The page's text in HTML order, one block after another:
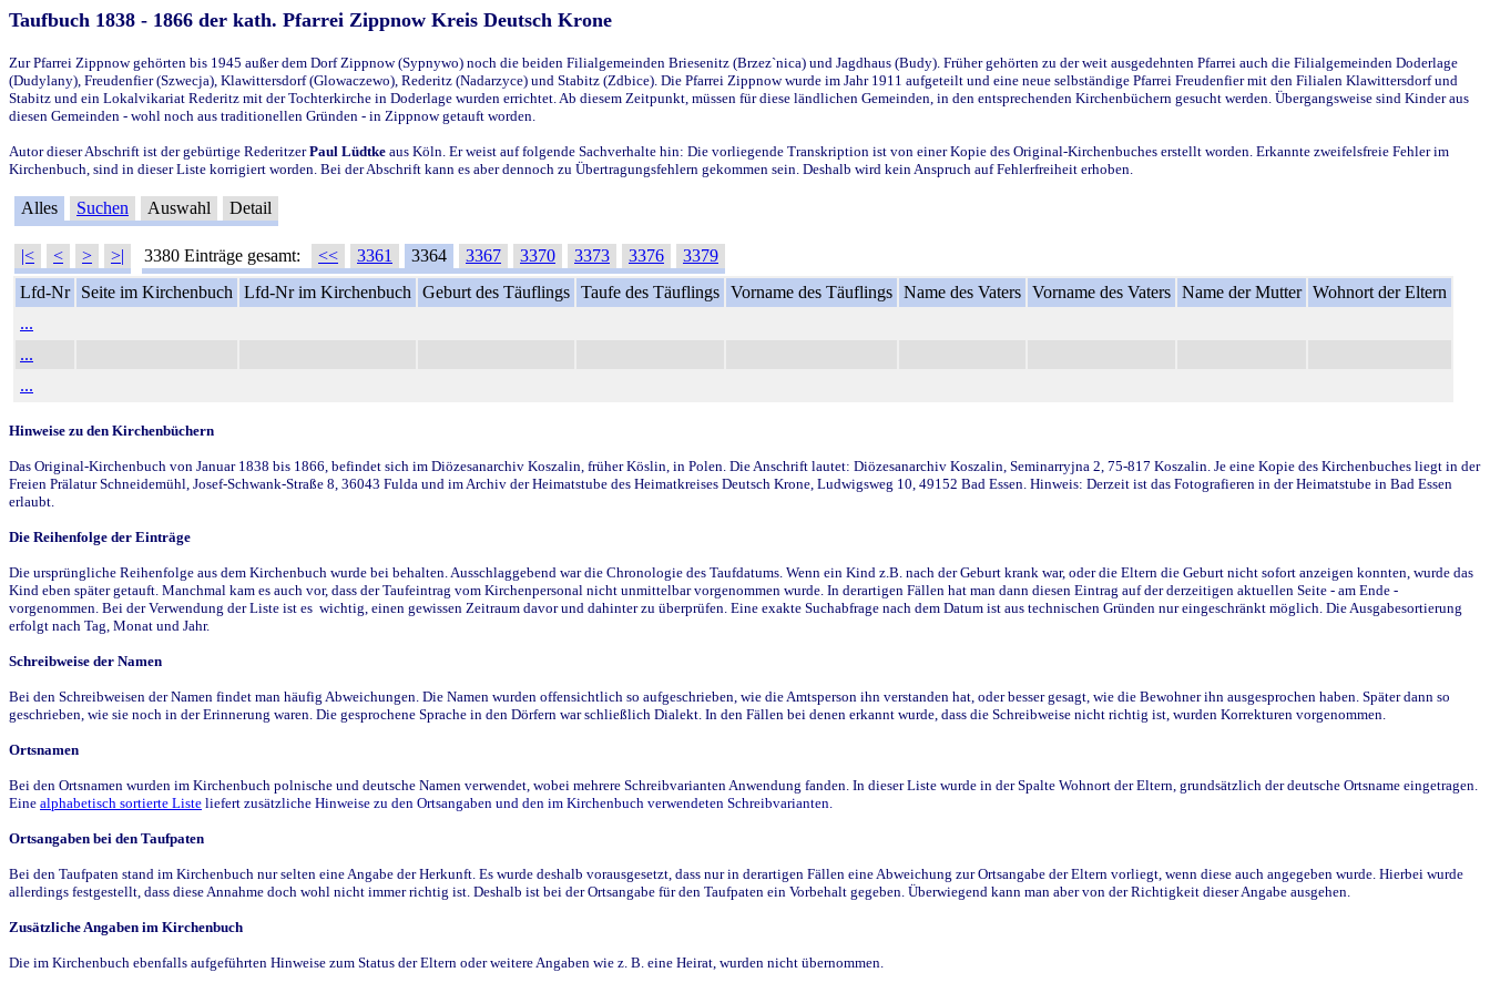
Taufbuch 1838 - 1866 der kath. Pfarrei Zippnow Kreis Deutsch Krone
Zur Pfarrei Zippnow gehörten bis 1945 außer dem Dorf Zippnow (Sypnywo) noch die beiden Filialgemeinden Briesenitz (Brzez`nica) und Jagdhaus (Budy). Früher gehörten zu der weit ausgedehnten Pfarrei auch die Filialgemeinden Doderlage
(Dudylany), Freudenfier (Szwecja), Klawittersdorf (Glowaczewo), Rederitz (Nadarzyce) und Stabitz (Zdbice). Die Pfarrei Zippnow wurde im Jahr 1911 aufgeteilt und eine neue selbständige Pfarrei Freudenfier mit den Filialen Klawittersdorf und
Stabitz und ein Lokalvikariat Rederitz mit der Tochterkirche in Doderlage wurden errichtet. Ab diesem Zeitpunkt, müssen für diese ländlichen Gemeinden, in den entsprechenden Kirchenbüchern gesucht werden. Übergangsweise sind Kinder aus
diesen Gemeinden - wohl noch aus traditionellen Gründen - in Zippnow getauft worden.
Autor dieser Abschrift ist der gebürtige RederitzerPaul Lüdtke aus Köln. Er weist auf folgende Sachverhalte hin: Die vorliegende Transkription ist von einer Kopie des Original-Kirchenbuches erstellt worden. Erkannte zweifelsfreie Fehler im
Kirchenbuch, sind in dieser Liste korrigiert worden. Bei der Abschrift kann es aber dennoch zu Übertragungsfehlern gekommen sein. Deshalb wird kein Anspruch auf Fehlerfreiheit erhoben.
Alles Suchen Auswahl Detail
|< < > >| 3380 Einträge gesamt: << 3361 3364 3367 3370 3373 3376
3379
Lfd-Nr
Seite im Kirchenbuch Lfd-Nr im Kirchenbuch Geburt des Täuflings Taufe des Täuflings Vorname des Täuflings Name des Vaters Vorname des Vaters Name der Mutter Wohnort der Eltern
...
...
...
Hinweise zu den Kirchenbüchern
Das Original-Kirchenbuch von Januar 1838 bis 1866, befindet sich im Diözesanarchiv Koszalin, früher Köslin, in Polen. Die Anschrift lautet: Diözesanarchiv Koszalin, Seminarryjna 2, 75-817 Koszalin. Je eine Kopie des Kirchenbuches liegt in der
Freien Prälatur Schneidemühl, Josef-Schwank-Straße 8, 36043 Fulda und im Archiv der Heimatstube des Heimatkreises Deutsch Krone, Ludwigsweg 10, 49152 Bad Essen. Hinweis: Derzeit ist das Fotografieren in der Heimatstube in Bad Essen
erlaubt.
Die Reihenfolge der Einträge
Die ursprüngliche Reihenfolge aus dem Kirchenbuch wurde bei behalten. Ausschlaggebend war die Chronologie des Taufdatums. Wenn ein Kind z.B. nach der Geburt krank war, oder die Eltern die Geburt nicht sofort anzeigen konnten, wurde das
Kind eben später getauft. Manchmal kam es auch vor, dass der Taufeintrag vom Kirchenpersonal nicht unmittelbar vorgenommen wurde. In derartigen Fällen hat man dann diesen Eintrag auf der derzeitigen aktuellen Seite - am Ende -
vorgenommen. Bei der Verwendung der Liste ist es wichtig, einen gewissen Zeitraum davor und dahinter zu überprüfen. Eine exakte Suchabfrage nach dem Datum ist aus technischen Gründen nur eingeschränkt möglich. Die Ausgabesortierung
erfolgt nach Tag, Monat und Jahr.
Schreibweise der Namen
Bei den Schreibweisen der Namen findet man häufig Abweichungen. Die Namen wurden offensichtlich so aufgeschrieben, wie die Amtsperson ihn verstanden hat, oder besser gesagt, wie die Bewohner ihn ausgesprochen haben. Später dann so
geschrieben, wie sie noch in der Erinnerung waren. Die gesprochene Sprache in den Dörfern war schließlich Dialekt. In den Fällen bei denen erkannt wurde, dass die Schreibweise nicht richtig ist, wurden Korrekturen vorgenommen.
Ortsnamen
Bei den Ortsnamen wurden im Kirchenbuch polnische und deutsche Namen verwendet, wobei mehrere Schreibvarianten Anwendung fanden. In dieser Liste wurde in der Spalte Wohnort der Eltern, grundsätzlich der deutsche Ortsname eingetragen.
Eine alphabetisch sortierte Liste liefert zusätzliche Hinweise zu den Ortsangaben und den im Kirchenbuch verwendeten Schreibvarianten.
Ortsangaben bei den Taufpaten
Bei den Taufpaten stand im Kirchenbuch nur selten eine Angabe der Herkunft. Es wurde deshalb vorausgesetzt, dass nur in derartigen Fällen eine Abweichung zur Ortsangabe der Eltern vorliegt, wenn diese auch angegeben wurde. Hierbei wurde
allerdings festgestellt, dass diese Annahme doch wohl nicht immer richtig ist. Deshalb ist bei der Ortsangabe für den Taufpaten ein Vorbehalt gegeben. Überwiegend kann man aber von der Richtigkeit dieser Angabe ausgehen.
Zusätzliche Angaben im Kirchenbuch
Die im Kirchenbuch ebenfalls aufgeführten Hinweise zum Status der Eltern oder weitere Angaben wie z. B. eine Heirat, wurden nicht übernommen.